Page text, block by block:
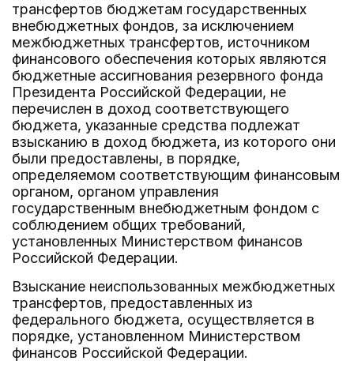
трансфертов бюджетам государственных
внебюджетных фондов, за исключением
межбюджетных трансфертов, источником
финансового обеспечения которых являются
бюджетные ассигнования резервного фонда
Президента Российской Федерации, не
перечислен в доход соответствующего
бюджета, указанные средства подлежат
взысканию в доход бюджета, из которого они
были предоставлены, в порядке,
определяемом соответствующим финансовым
органом, органом управления
государственным внебюджетным фондом с
соблюдением общих требований,
установленных Министерством финансов
Российской Федерации.
Взыскание неиспользованных межбюджетных
трансфертов, предоставленных из
федерального бюджета, осуществляется в
порядке, установленном Министерством
финансов Российской Федерации.